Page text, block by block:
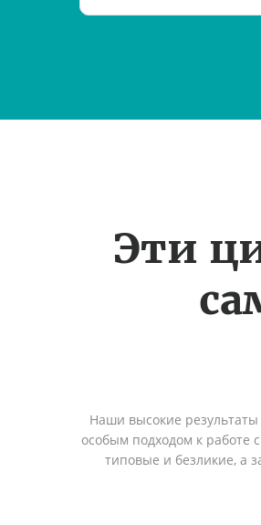
Эти
Наши высокие результаты
особым подходом к работе
типовые и безликие, а